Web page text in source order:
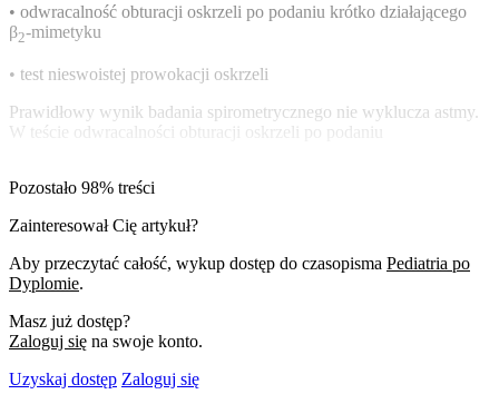
• odwracalność obturacji oskrzeli po podaniu krótko działającego
β2-mimetyku
• test nieswoistej prowokacji oskrzeli
Prawidłowy wynik badania spirometrycznego nie wyklucza astmy.
W teście odwracalności obturacji oskrzeli po podaniu
Pozostało 98% treści
Zainteresował Cię artykuł?
Aby przeczytać całość, wykup dostęp do czasopisma Pediatria po
Dyplomie.
Masz już dostęp?
Zaloguj się na swoje konto.
Uzyskaj dostęp Zaloguj się